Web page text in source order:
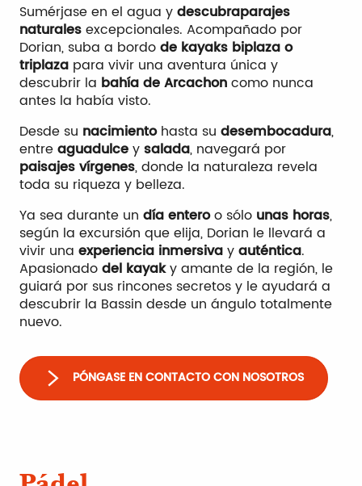
Sumérjase en el agua ydescubraparajes
naturalesexcepcionales. Acompañado por
Dorian, suba a bordode kayaks biplaza o
triplaza para vivir una aventura única y
descubrir la bahía de Arcachoncomo nunca
antes la había visto.
Desde su nacimientohasta su desembocadura,
entreaguadulceysalada, navegará por
paisajes vírgenes, donde la naturaleza revela
toda su riqueza y belleza.
Ya sea durante un día enteroo sólo unas horas,
según la excursión que elija, Dorian le llevará a
vivir una experiencia inmersivayauténtica.
Apasionadodel kayaky amante de la región, le
guiará por sus rincones secretos y le ayudará a
descubrir la Bassin desde un ángulo totalmente
nuevo.
PÓNGASE EN CONTACTO CON NOSOTROS